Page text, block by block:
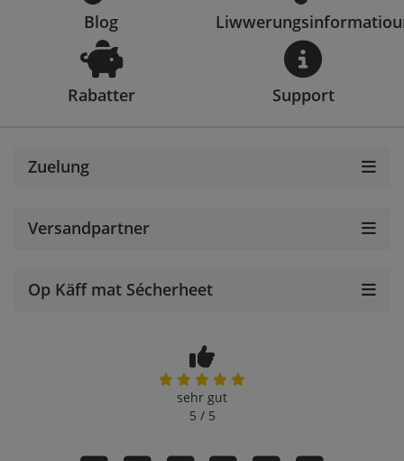
Blog
Rabatter Support
Zuelung
Versandpartner
Op Käff mat Sécherheet
sehr gut
5 / 5